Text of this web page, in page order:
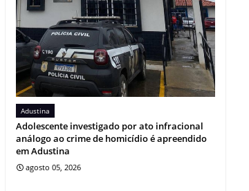
Adustina
Adolescente investigado por ato infracional
análogo ao crime de homicídio é apreendido
em Adustina
agosto 05, 2026